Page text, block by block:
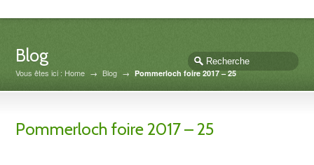
Blog
Vous êtes ici : Home → Blog → Pommerloch foire 2017 – 25
Pommerloch foire 2017 – 25